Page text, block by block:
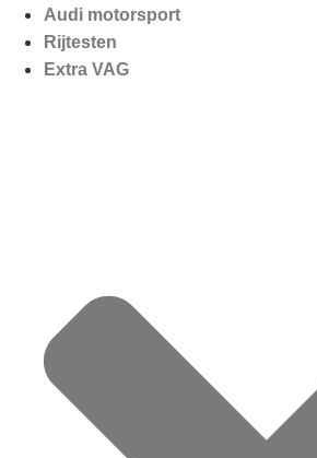
Audi motorsport
Rijtesten
Extra VAG